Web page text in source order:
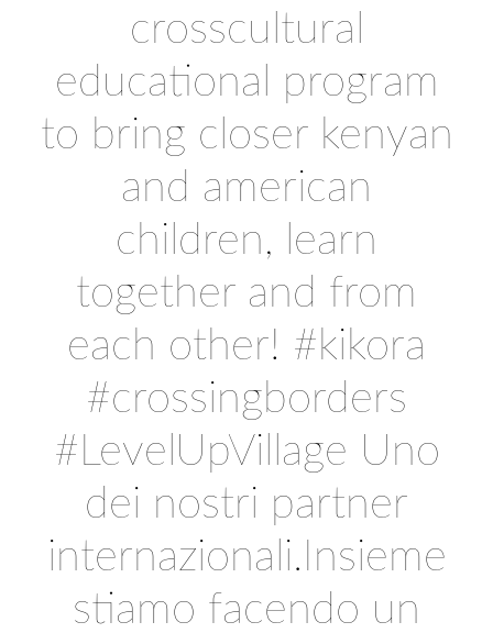
crosscultural
educational program
to bring closer kenyan
and american
children, learn
together and from
each other! #kikora
#crossingborders
#LevelUpVillage Uno
dei nostri partner
internazionali.Insieme
stiamo facendo un